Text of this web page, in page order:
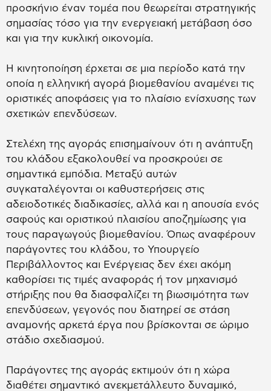
προσκήνιο έναν τομέα που θεωρείται στρατηγικής
σημασίας τόσο για την ενεργειακή μετάβαση όσο
και για την κυκλική οικονομία.
Η κινητοποίηση έρχεται σε μια περίοδο κατά την
οποία η ελληνική αγορά βιομεθανίου αναμένει τις
οριστικές αποφάσεις για το πλαίσιο ενίσχυσης των
σχετικών επενδύσεων.
Στελέχη της αγοράς επισημαίνουν ότι η ανάπτυξη
του κλάδου εξακολουθεί να προσκρούει σε
σημαντικά εμπόδια. Μεταξύ αυτών
συγκαταλέγονται οι καθυστερήσεις στις
αδειοδοτικές διαδικασίες, αλλά και η απουσία ενός
σαφούς και οριστικού πλαισίου αποζημίωσης για
τους παραγωγούς βιομεθανίου. Όπως αναφέρουν
παράγοντες του κλάδου, το Υπουργείο
Περιβάλλοντος και Ενέργειας δεν έχει ακόμη
καθορίσει τις τιμές αναφοράς ή τον μηχανισμό
στήριξης που θα διασφαλίζει τη βιωσιμότητα των
επενδύσεων, γεγονός που διατηρεί σε στάση
αναμονής αρκετά έργα που βρίσκονται σε ώριμο
στάδιο σχεδιασμού.
Παράγοντες της αγοράς εκτιμούν ότι η χώρα
διαθέτει σημαντικό ανεκμετάλλευτο δυναμικό,